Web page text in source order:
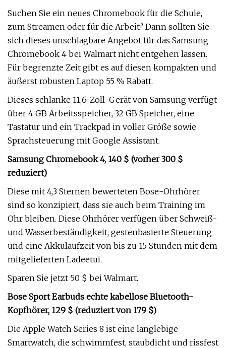
Suchen Sie ein neues Chromebook für die Schule,
zum Streamen oder für die Arbeit? Dann sollten Sie
sich dieses unschlagbare Angebot für das Samsung
Chromebook 4 bei Walmart nicht entgehen lassen.
Für begrenzte Zeit gibt es auf diesen kompakten und
äußerst robusten Laptop 55 % Rabatt.
Dieses schlanke 11,6-Zoll-Gerät von Samsung verfügt
über 4 GB Arbeitsspeicher, 32 GB Speicher, eine
Tastatur und ein Trackpad in voller Größe sowie
Sprachsteuerung mit Google Assistant.
Samsung Chromebook 4, 140 $ (vorher 300 $
reduziert)
Diese mit 4,3 Sternen bewerteten Bose-Ohrhörer
sind so konzipiert, dass sie auch beim Training im
Ohr bleiben. Diese Ohrhörer verfügen über Schweiß-
und Wasserbeständigkeit, gestenbasierte Steuerung
und eine Akkulaufzeit von bis zu 15 Stunden mit dem
mitgelieferten Ladeetui.
Sparen Sie jetzt 50 $ bei Walmart.
Bose Sport Earbuds echte kabellose Bluetooth-
Kopfhörer, 129 $ (reduziert von 179 $)
Die Apple Watch Series 8 ist eine langlebige
Smartwatch, die schwimmfest, staubdicht und rissfest